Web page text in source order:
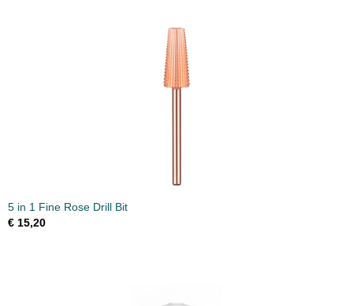
5 in 1 Fine Rose Drill Bit
€ 15,20